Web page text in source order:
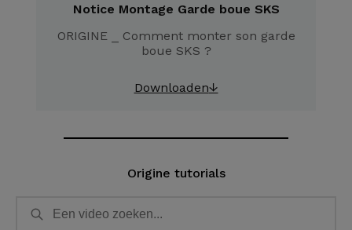
Notice Montage Garde boue SKS
ORIGINE _ Comment monter son garde
boue SKS ?
Downloaden↓
Origine tutorials